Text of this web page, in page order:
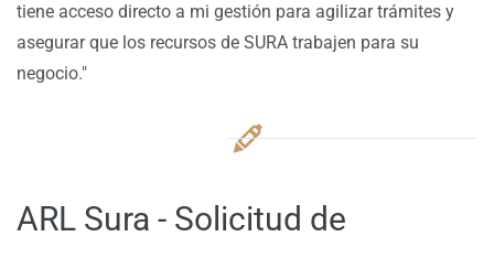
tiene acceso directo a mi gestión para agilizar trámites y
asegurar que los recursos de SURA trabajen para su
negocio."
ARL Sura - Solicitud de